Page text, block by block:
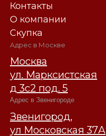
Контакты
О компании
Скупка
Адрес в Москве
Москва
ул. Марксистская
д 3с2 под. 5
Адрес в Звенигороде
Звенигород,
ул Московская 37А